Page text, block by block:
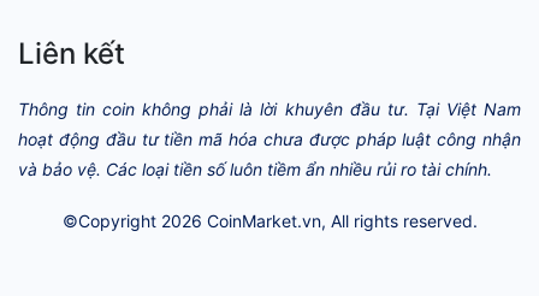
Liên kết
Thông tin coin không phải là lời khuyên đầu tư. Tại Việt Nam
hoạt động đầu tư tiền mã hóa chưa được pháp luật công nhận
và bảo vệ. Các loại tiền số luôn tiềm ẩn nhiều rủi ro tài chính.
©Copyright 2026 CoinMarket.vn, All rights reserved.